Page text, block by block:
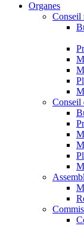
Organes
Conseil
Conseil